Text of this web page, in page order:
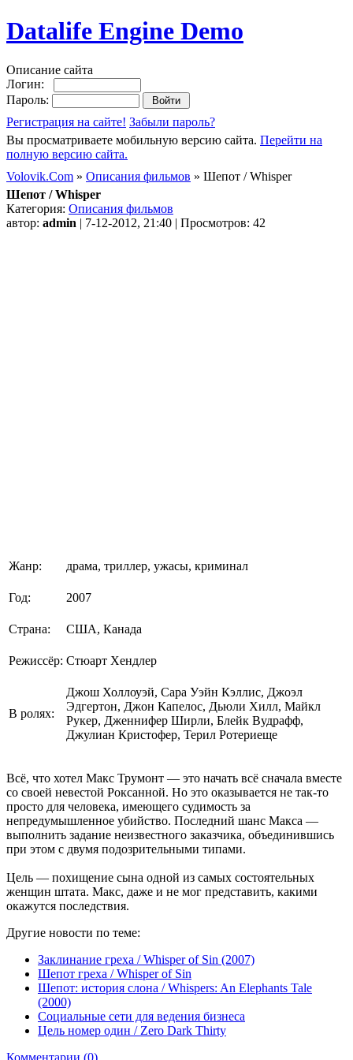
Datalife Engine Demo
Описание сайта
Логин:
Пароль:
Регистрация на сайте! Забыли пароль?
Вы просматриваете мобильную версию сайта. Перейти на
полную версию сайта.
Volovik.Com » Описания фильмов » Шепот / Whisper
Шепот / Whisper
Категория: Описания фильмов
автор: admin | 7-12-2012, 21:40 | Просмотров: 42
Жанр: драма, триллер, ужасы, криминал
Год: 2007
Страна: США, Канада
Режиссёр: Стюарт Хендлер
В ролях:
Джош Холлоуэй, Сара Уэйн Кэллис, Джоэл
Эдгертон, Джон Капелос, Дьюли Хилл, Майкл
Рукер, Дженнифер Ширли, Блейк Вудрафф,
Джулиан Кристофер, Терил Ротериеще
Всё, что хотел Макс Трумонт — это начать всё сначала вместе
со своей невестой Роксанной. Но это оказывается не так-то
просто для человека, имеющего судимость за
непредумышленное убийство. Последний шанс Макса —
выполнить задание неизвестного заказчика, объединившись
при этом с двумя подозрительными типами.
Цель — похищение сына одной из самых состоятельных
женщин штата. Макс, даже и не мог представить, какими
окажутся последствия.
Другие новости по теме:
Заклинание греха / Whisper of Sin (2007)
Шепот греха / Whisper of Sin
Шепот: история слона / Whispers: An Elephants Tale
(2000)
Социальные сети для ведения бизнеса
Цель номер один / Zero Dark Thirty
Комментарии (0)